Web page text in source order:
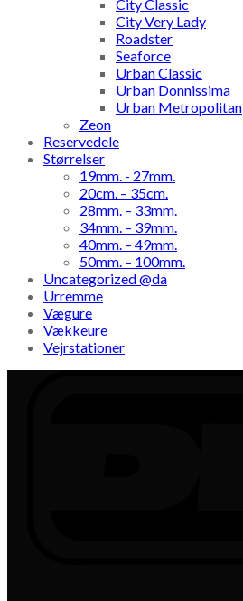
City Classic
City Very Lady
Roadster
Seaforce
Urban Classic
Urban Donnissima
Urban Metropolitan
Zeon
Reservedele
Størrelser
19mm. - 27mm.
20cm. – 35cm.
28mm. – 33mm.
34mm. – 39mm.
40mm. – 49mm.
50mm. – 100mm.
Uncategorized @da
Urremme
Vægure
Vækkeure
Vejrstationer